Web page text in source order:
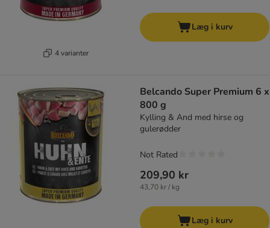
4 varianter
Læg i kurv
Belcando Super Premium 6 x
800 g
Kylling & And med hirse og
gulerødder
209,90 kr
43,70 kr / kg
Not Rated
Læg i kurv